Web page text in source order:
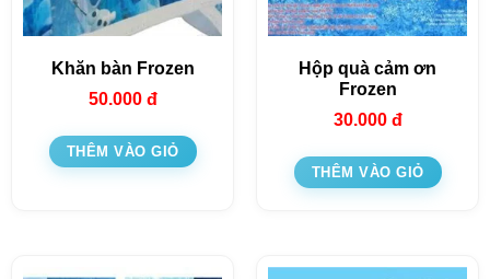
Khăn bàn Frozen
50.000 đ
THÊM VÀO GIỎ
Hộp quà cảm ơn
Frozen
30.000 đ
THÊM VÀO GIỎ